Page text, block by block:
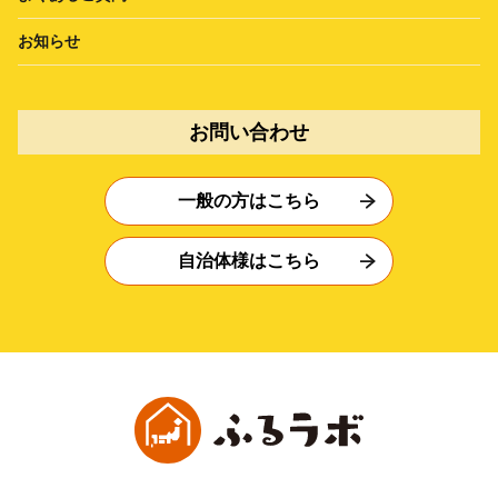
お知らせ
お問い合わせ
一般の方はこちら
自治体様はこちら